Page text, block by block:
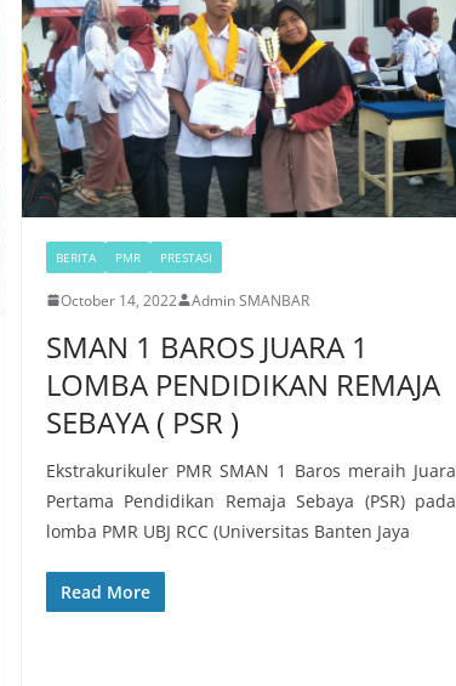
BERITA PMR PRESTASI
October 14, 2022 Admin SMANBAR
SMAN 1 BAROS JUARA 1
LOMBA PENDIDIKAN REMAJA
SEBAYA ( PSR )
Ekstrakurikuler PMR SMAN 1 Baros meraih Juara
Pertama Pendidikan Remaja Sebaya (PSR) pada
lomba PMR UBJ RCC (Universitas Banten Jaya
Read More